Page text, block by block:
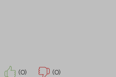
(0) (0)